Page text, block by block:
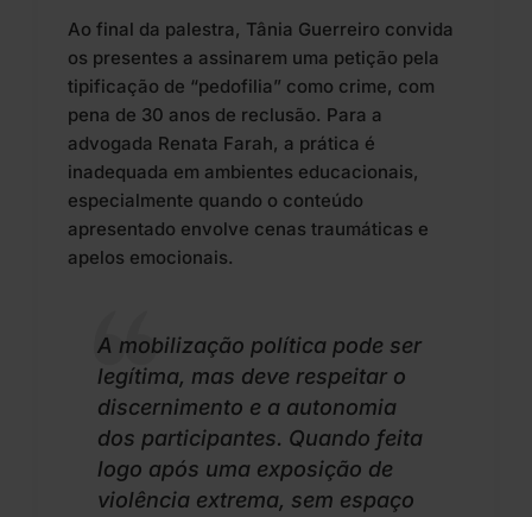
Ao final da palestra, Tânia Guerreiro convida
os presentes a assinarem uma petição pela
tipificação de “pedofilia” como crime, com
pena de 30 anos de reclusão. Para a
advogada Renata Farah, a prática é
inadequada em ambientes educacionais,
especialmente quando o conteúdo
apresentado envolve cenas traumáticas e
apelos emocionais.
A mobilização política pode ser
legítima, mas deve respeitar o
discernimento e a autonomia
dos participantes. Quando feita
logo após uma exposição de
violência extrema, sem espaço